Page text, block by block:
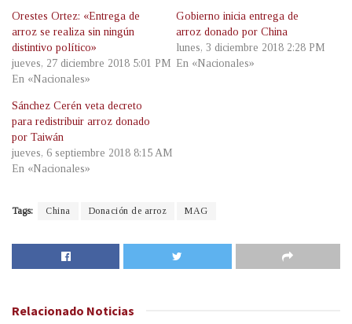
Orestes Ortez: «Entrega de
arroz se realiza sin ningún
distintivo político»
jueves, 27 diciembre 2018 5:01 PM
En «Nacionales»
Gobierno inicia entrega de
arroz donado por China
lunes, 3 diciembre 2018 2:28 PM
En «Nacionales»
Sánchez Cerén veta decreto
para redistribuir arroz donado
por Taiwán
jueves, 6 septiembre 2018 8:15 AM
En «Nacionales»
Tags: China Donación de arroz MAG
Relacionado Noticias